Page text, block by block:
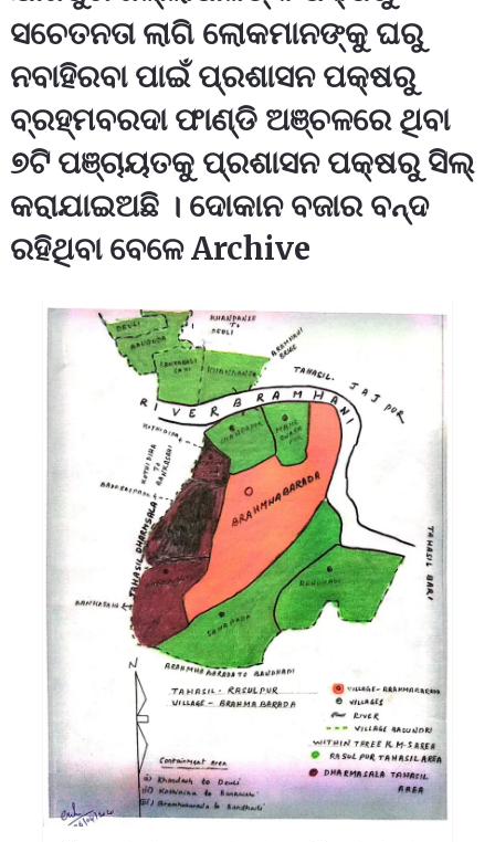
ସଚେତନତା ଲାଗି ଲୋକମାନଙ୍କୁ ଘରୁ
ନବାହିରବା ପାଇଁ ପ୍ରଶାସନ ପକ୍ଷରୁ
ବ୍ରହ୍ମବରଦା ଫାଣ୍ଡି ଅଞ୍ଚଳରେ ଥିବା
୭ଟି ପଞ୍ଚାୟତକୁ ପ୍ରଶାସନ ପକ୍ଷରୁ ସିଲ୍
କରାଯାଇଅଛି । ଦୋକାନ ବଜାର ବନ୍ଦ
ରହିଥିବା ବେଳେ Archive